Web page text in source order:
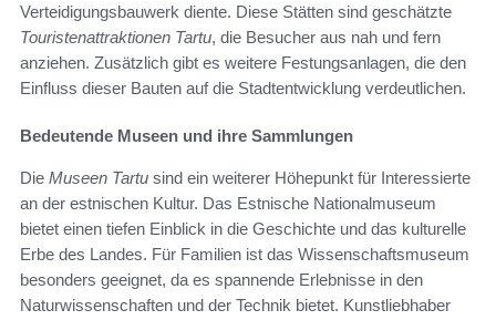
Verteidigungsbauwerk diente. Diese Stätten sind geschätzte
Touristenattraktionen Tartu, die Besucher aus nah und fern
anziehen. Zusätzlich gibt es weitere Festungsanlagen, die den
Einfluss dieser Bauten auf die Stadtentwicklung verdeutlichen.
Bedeutende Museen und ihre Sammlungen
Die Museen Tartu sind ein weiterer Höhepunkt für Interessierte
an der estnischen Kultur. Das Estnische Nationalmuseum
bietet einen tiefen Einblick in die Geschichte und das kulturelle
Erbe des Landes. Für Familien ist das Wissenschaftsmuseum
besonders geeignet, da es spannende Erlebnisse in den
Naturwissenschaften und der Technik bietet. Kunstliebhaber